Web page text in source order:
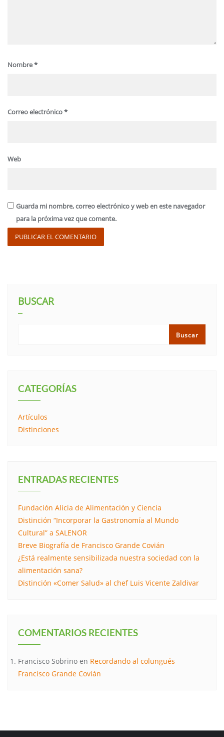
Nombre*
Correo electrónico*
Web
Guarda mi nombre, correo electrónico y web en este navegador
para la próxima vez que comente.
BUSCAR
Buscar
CATEGORÍAS
Artículos
Distinciones
ENTRADAS RECIENTES
Fundación Alicia de Alimentación y Ciencia
Distinción “Incorporar la Gastronomía al Mundo
Cultural” a SALENOR
Breve Biografía de Francisco Grande Covián
¿Está realmente sensibilizada nuestra sociedad con la
alimentación sana?
Distinción «Comer Salud» al chef Luis Vicente Zaldivar
COMENTARIOS RECIENTES
Francisco Sobrino en Recordando al colungués
Francisco Grande Covián